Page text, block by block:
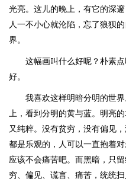
光亮。这儿的晚上，有它的深
人一不小心就沦陷，忘了狼狈
界。
这幅画叫什么好呢？朴素
好。
我喜欢这样明暗分明的世
上，看到分明的黄与蓝。明亮
又纯粹。没有贫穷，没有偏见
都是乐观的，人可以一直抱着
应该不会痛苦吧。而黑暗，只
穷、偏见、谎言、痛苦，统统